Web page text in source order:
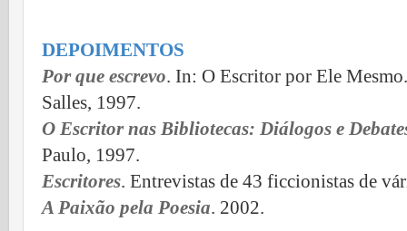
DEPOIMENTOS
Por que escrevo. In: O Escritor por Ele
Salles, 1997.
O Escritor nas Bibliotecas: Diálogos e
Paulo, 1997.
Escritores. Entrevistas de 43 ficcionistas de
A Paixão pela Poesia. 2002.